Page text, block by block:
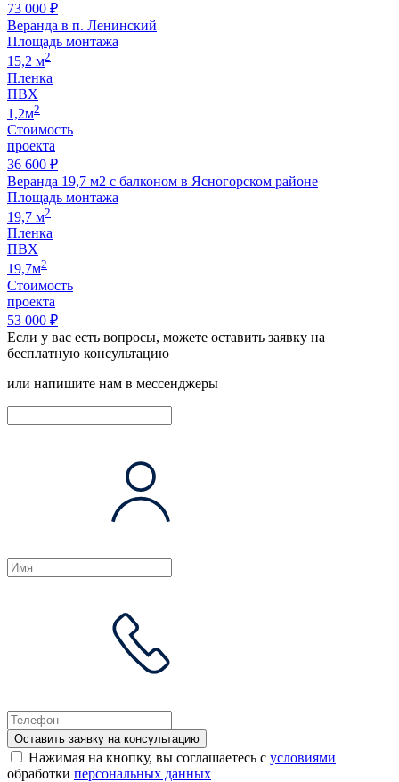
73 000 ₽
Веранда в п. Ленинский
Площадь монтажа
15,2 м2
Пленка
ПВХ
1,2м2
Стоимость
проекта
36 600 ₽
Веранда 19,7 м2 с балконом в Ясногорском районе
Площадь монтажа
19,7 м2
Пленка
ПВХ
19,7м2
Стоимость
проекта
53 000 ₽
Если у вас есть вопросы, можете оставить заявку на
бесплатную консультацию
или напишите нам в мессенджеры
Оставить заявку на консультацию
Нажимая на кнопку, вы соглашаетесь с условиями
обработки персональных данных